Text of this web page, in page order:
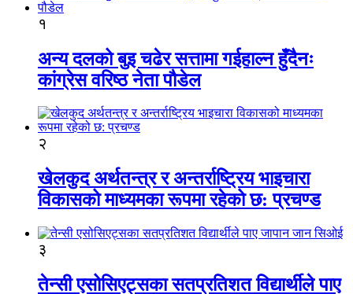
१
अन्य दलको बुइ चढेर सत्तामा गईहाल्न हुँदैनः
कांग्रेस वरिष्ठ नेता पौडेल
२
खेलकुद अर्थतन्त्र र अन्तर्राष्ट्रिय भाइचारा
विकासको माध्यमका रूपमा रहेको छ: प्रचण्ड
३
तेन्सी एसोसिएट्सका सतप्रतिशत विद्यार्थीले पाए